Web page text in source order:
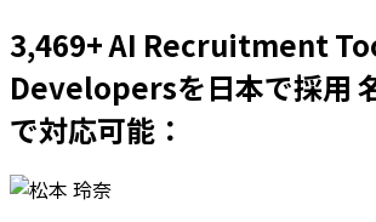
3,469+ AI Recruitment
Developersを日本で採用
で対応可能：